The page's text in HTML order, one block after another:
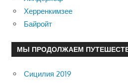
Херренкимзее
Байройт
МЫ ПРОДОЛЖАЕМ
Сицилия 2019